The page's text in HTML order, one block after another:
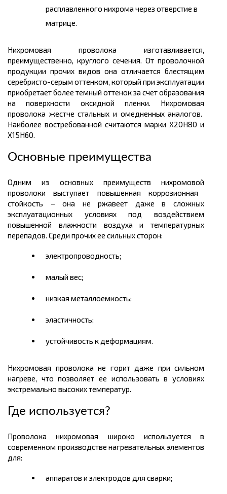
расплавленного нихрома через отверстие в
матрице.
Нихромовая проволока изготавливается,
преимущественно, круглого сечения. От проволочной
продукции прочих видов она отличается блестящим
серебристо-серым оттенком, который при эксплуатации
приобретает более темный оттенок за счет образования
на поверхности оксидной пленки. Нихромовая
проволока жестче стальных и омедненных аналогов.
Наиболее востребованной считаются марки Х20Н80 и
Х15Н60.
Основные преимущества
Одним из основных преимуществ нихромовой
проволоки выступает повышенная коррозионная
стойкость – она не ржавеет даже в сложных
эксплуатационных условиях под воздействием
повышенной влажности воздуха и температурных
перепадов. Среди прочих ее сильных сторон:
электропроводность;
малый вес;
низкая металлоемкость;
эластичность;
устойчивость к деформациям.
Нихромовая проволока не горит даже при сильном
нагреве, что позволяет ее использовать в условиях
экстремально высоких температур.
Где используется?
Проволоканихромовая широко используется в
современном производстве нагревательных элементов
для:
аппаратов и электродов для сварки;